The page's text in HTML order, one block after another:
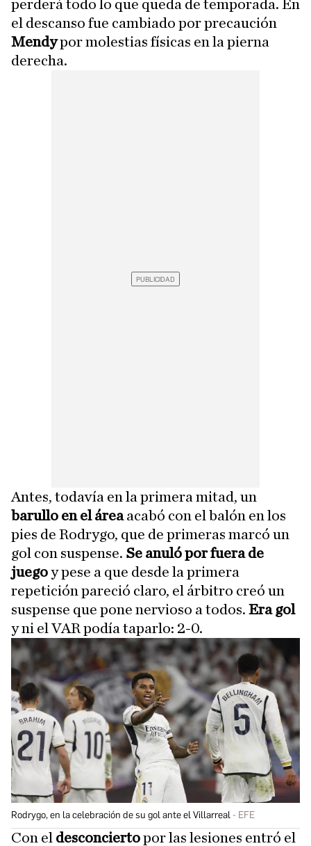
perderá todo lo que queda de temporada. En
el descanso fue cambiado por precaución
Mendypor molestias físicas en la pierna
derecha.
Antes, todavía en la primera mitad, un
barullo en el áreaacabó con el balón en los
pies de Rodrygo, que de primeras marcó un
gol con suspense. Se anuló por fuera de
juegoy pese a que desde la primera
repetición pareció claro, el árbitro creó un
suspense que pone nervioso a todos. Era gol
y ni el VAR podía taparlo: 2-0.
Rodrygo, en la celebración de su gol ante el Villarreal EFE
Con el desconciertopor las lesiones entró el